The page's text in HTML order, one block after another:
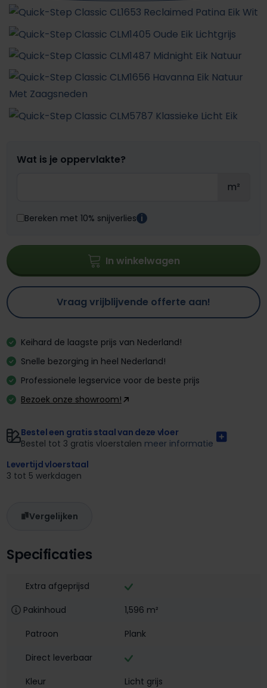
Specificaties
Extra afgeprijsd
Pakinhoud
1,596 m²
Patroon
Plank
Direct leverbaar
Kleur
Licht grijs
Wat is je oppervlakte?
m²
Bereken met 10% snijverlies i
In winkelwagen
Vraag vrijblijvende offerte aan!
Keihard de laagste prijs van Nederland!
Snelle bezorging in heel Nederland!
Professionele legservice voor de beste prijs
Bezoek onze showroom!
Bestel een gratis staal van deze vloer
Bestel tot 3 gratis vloerstalen meer informatie
Levertijd vloerstaal
3 tot 5 werkdagen
Vergelijken